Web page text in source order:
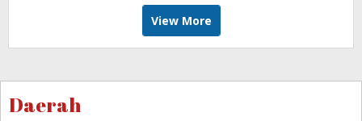
View More
Daerah